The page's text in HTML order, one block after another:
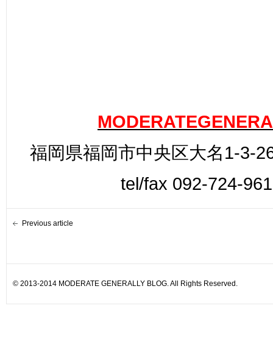
福岡県福岡市中央区大名1-3-
tel/fax 092-724-
Previous article
© 2013-2014 MODERATE GENERALLY BLOG. All Rights Reserved.